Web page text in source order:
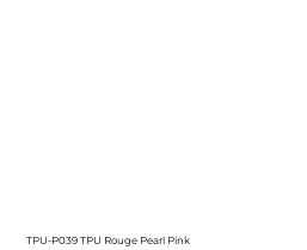
TPU-P039 TPU Rouge Pearl Pink